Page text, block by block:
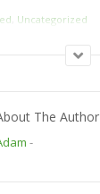
Uncategorized
The Author
-